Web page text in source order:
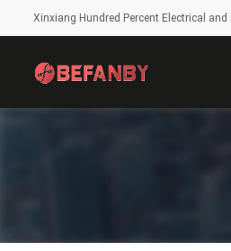
Xinxiang Hundred Percent Electrical and